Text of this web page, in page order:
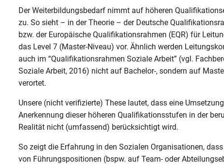
Der Weiterbildungsbedarf nimmt auf höheren
zu. So sieht – in der Theorie – der Deutsche
bzw. der Europäische Qualifikationsrahmen (EQR) für
das Level 7 (Master-Niveau) vor. Ähnlich werden
auch im “Qualifikationsrahmen Soziale Arbeit” (vgl.
Soziale Arbeit, 2016) nicht auf Bachelor-, sondern auf
verortet.
Unsere (nicht verifizierte) These lautet, dass eine
Anerkennung dieser höheren Qualifikationsstufen in der
Realität nicht (umfassend) berücksichtigt wird.
So zeigt die Erfahrung in den Sozialen Organisationen,
von Führungspositionen (bspw. auf Team- oder